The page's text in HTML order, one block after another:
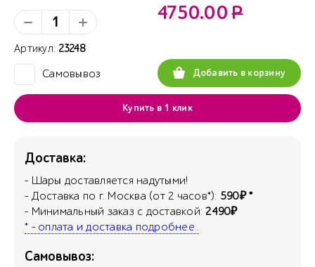
Артикул: 23248
Самовывоз
4750.00Р
Добавить в корзину
Купить в 1 клик
Доставка:
- Шары доставляется надутыми!
- Доставка по г. Москва (от 2 часов*): 590₽ *
- Минимальный заказ с доставкой:2490₽
* - оплата и доставка подробнее..
Самовывоз: